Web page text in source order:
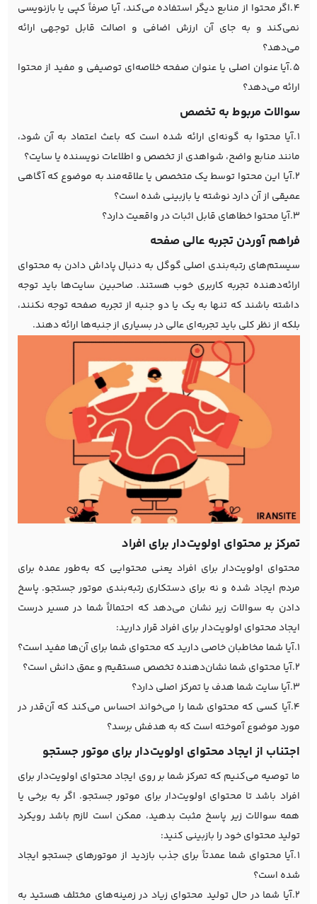
4.اگر محتوا از منابع دیگر استفاده می‌کند، آیا صرفاً کپی یا بازنویسی
نمی‌کند و به جای آن ارزش اضافی و اصالت قابل توجهی ارائه
می‌دهد؟
5.آیا عنوان اصلی یا عنوان صفحه خلاصه‌ای توصیفی و مفید از محتوا
ارائه می‌دهد؟
سوالات مربوط به تخصص
1.آیا محتوا به گونه‌ای ارائه شده است که باعث اعتماد به آن شود،
مانند منابع واضح، شواهدی از تخصص و اطلاعات نویسنده یا سایت؟
2.آیا این محتوا توسط یک متخصص یا علاقه‌مند به موضوع که آگاهی
عمیقی از آن دارد نوشته یا بازبینی شده است؟
3.آیا محتوا خطاهای قابل اثبات در واقعیت دارد؟
فراهم آوردن تجربه عالی صفحه
سیستم‌های رتبه‌بندی اصلی گوگل به دنبال پاداش دادن به محتوای
ارائه‌دهنده تجربه کاربری خوب هستند. صاحبین سایت‌ها باید توجه
داشته باشند که تنها به یک یا دو جنبه از تجربه صفحه توجه نکنند،
بلکه از نظر کلی باید تجربه‌ای عالی در بسیاری از جنبه‌ها ارائه دهند.
تمرکز بر محتوای اولویت‌دار برای افراد
محتوای اولویت‌دار برای افراد یعنی محتوایی که به‌طور عمده برای
مردم ایجاد شده و نه برای دستکاری رتبه‌بندی موتور جستجو. پاسخ
دادن به سوالات زیر نشان می‌دهد که احتمالاً شما در مسیر درست
ایجاد محتوای اولویت‌دار برای افراد قرار دارید:
1.آیا شما مخاطبان خاصی دارید که محتوای شما برای آن‌ها مفید است؟
2.آیا محتوای شما نشان‌دهنده تخصص مستقیم و عمق دانش است؟
3.آیا سایت شما هدف یا تمرکز اصلی دارد؟
4.آیا کسی که محتوای شما را می‌خواند احساس می‌کند که آن‌قدر در
مورد موضوع آموخته است که به هدفش برسد؟
اجتناب از ایجاد محتوای اولویت‌دار برای موتور جستجو
ما توصیه می‌کنیم که تمرکز شما بر روی ایجاد محتوای اولویت‌دار برای
افراد باشد تا محتوای اولویت‌دار برای موتور جستجو. اگر به برخی یا
همه سوالات زیر پاسخ مثبت بدهید، ممکن است لازم باشد رویکرد
تولید محتوای خود را بازبینی کنید:
1.آیا محتوای شما عمدتاً برای جذب بازدید از موتورهای جستجو ایجاد
شده است؟
2.آیا شما در حال تولید محتوای زیاد در زمینه‌های مختلف هستید به